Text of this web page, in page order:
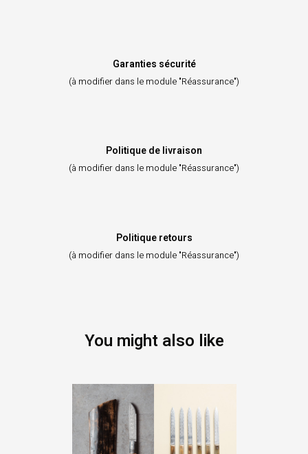
Garanties sécurité
(à modifier dans le module "Réassurance")
Politique de livraison
(à modifier dans le module "Réassurance")
Politique retours
(à modifier dans le module "Réassurance")
You might also like